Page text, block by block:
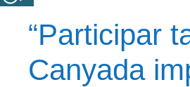
“Participar
Canyada